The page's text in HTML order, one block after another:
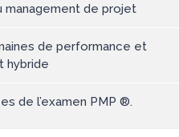
management de projet
de performance et
hybride
de l’examen PMP ®.